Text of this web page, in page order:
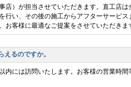
店）が担当させていただきます。直工店
行い、その後の施工からアフターサービス
お客様に最適なご提案をさせていただきま
るのですか。
内には訪問いたします。お客様の営業時